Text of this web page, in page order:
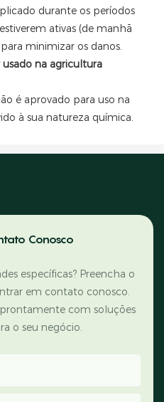
durante os períodos
ativas (de manhã
minimizar os danos.
na agricultura
é aprovado para uso na
à sua natureza química.
Conosco
específicas? Preencha o
em contato conosco.
com soluções
o seu negócio.